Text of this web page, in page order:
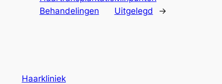
Behandelingen
Uitgelegd
→
Haarkliniek